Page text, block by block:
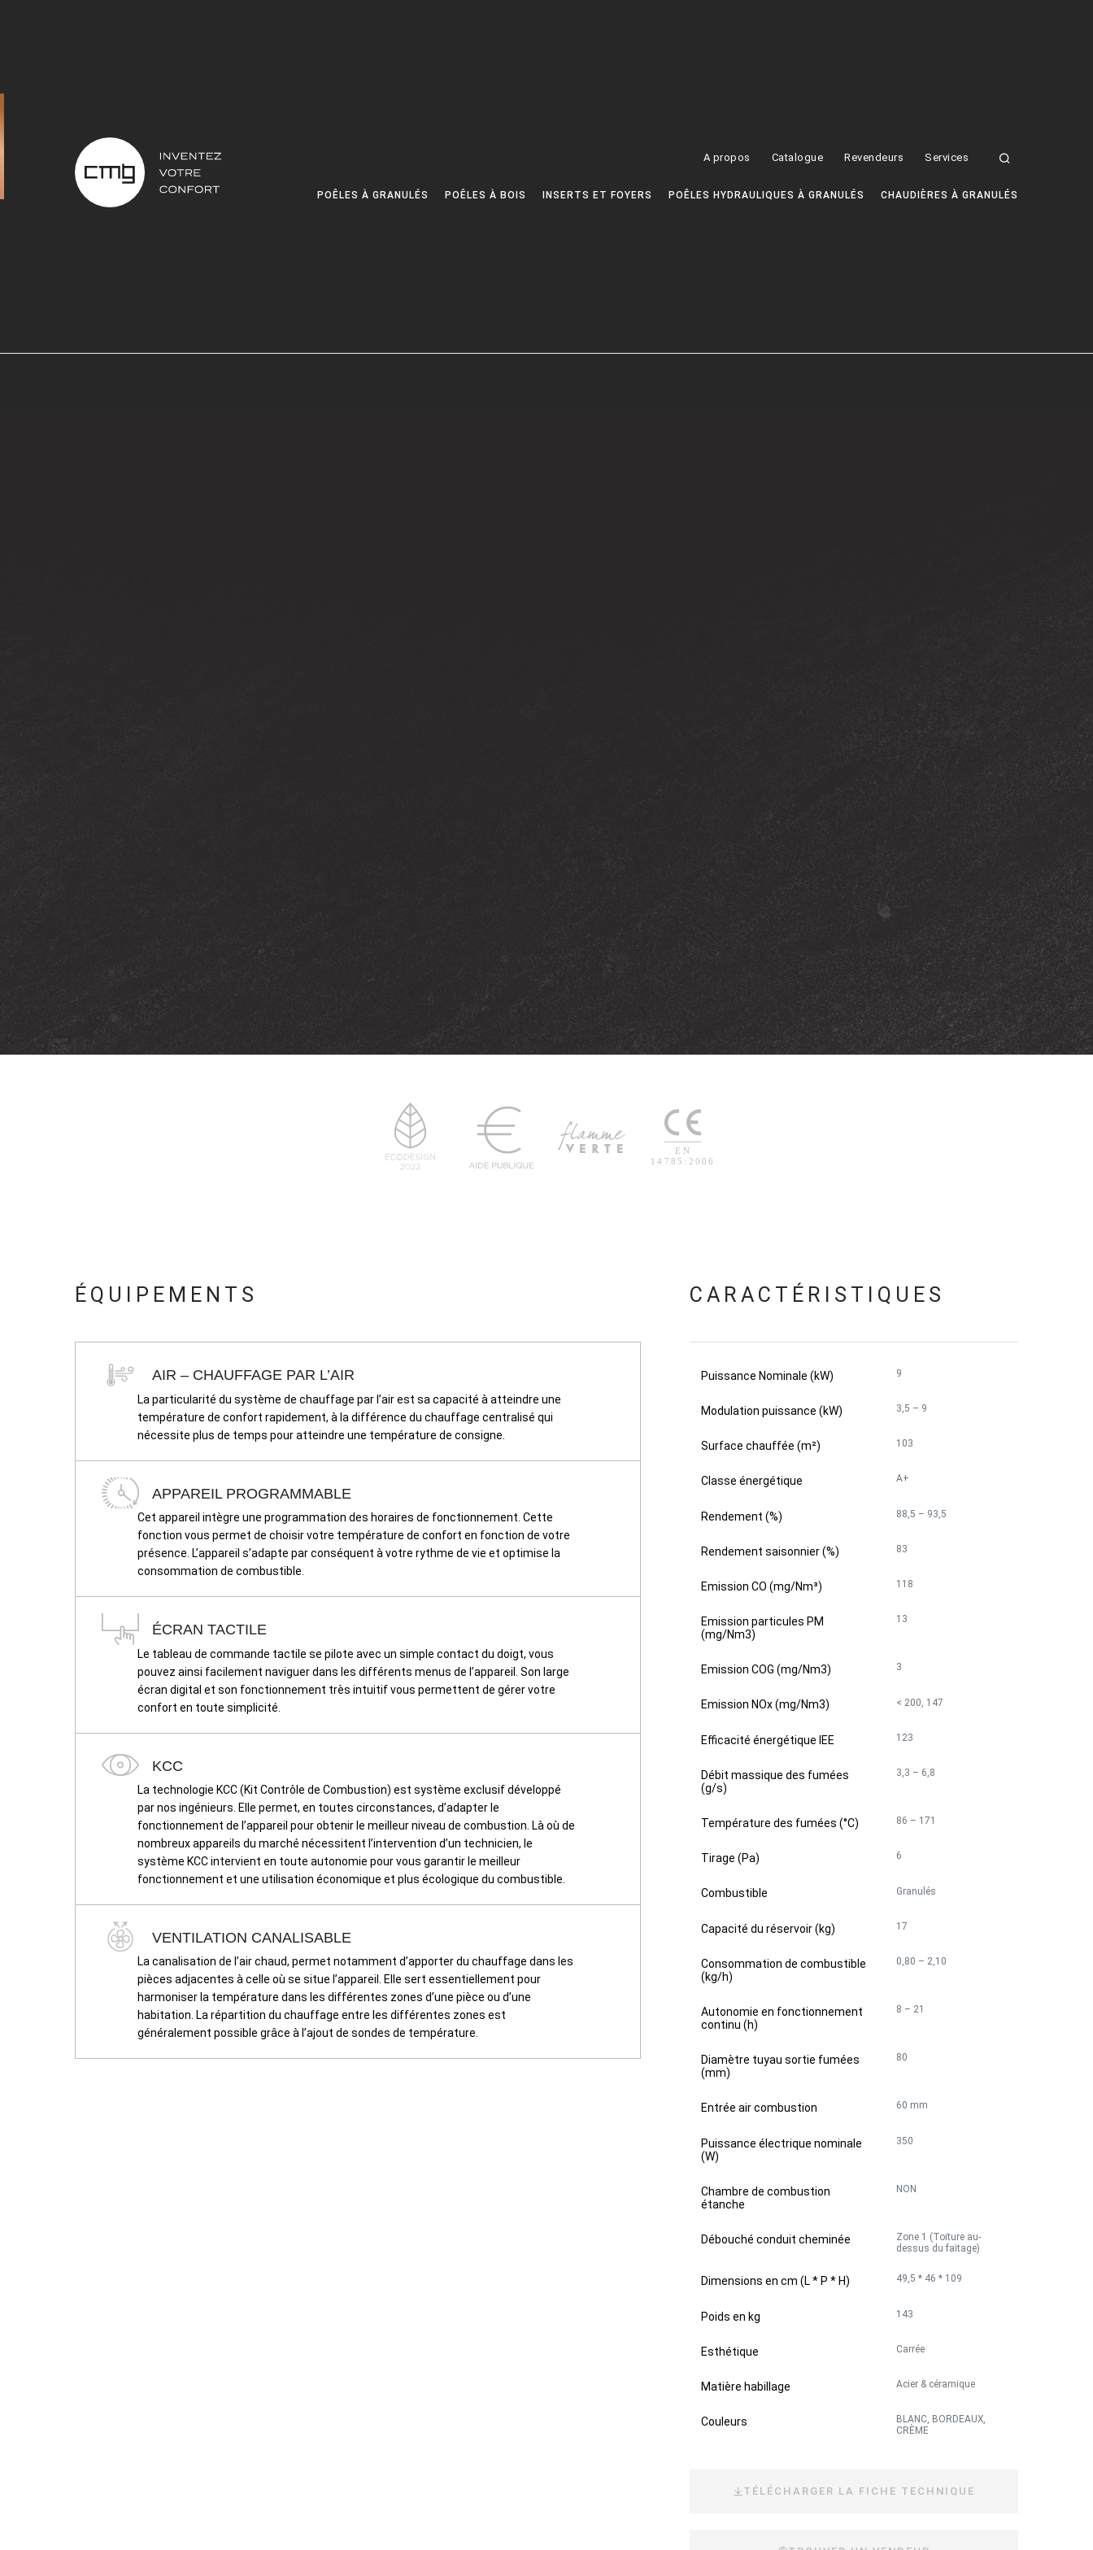
A propos Catalogue Revendeurs Services
POÊLES À GRANULÉS POÊLES À BOIS INSERTS ET FOYERS POÊLES HYDRAULIQUES À GRANULÉS CHAUDIÈRES À GRANULÉS
ÉQUIPEMENTS
AIR – CHAUFFAGE PAR L’AIR
La particularité du système de chauffage par l’air est sa capacité à atteindre une
température de confort rapidement, à la différence du chauffage centralisé qui
nécessite plus de temps pour atteindre une température de consigne.
APPAREIL PROGRAMMABLE
Cet appareil intègre une programmation des horaires de fonctionnement. Cette
fonction vous permet de choisir votre température de confort en fonction de votre
présence. L’appareil s’adapte par conséquent à votre rythme de vie et optimise la
consommation de combustible.
ÉCRAN TACTILE
Le tableau de commande tactile se pilote avec un simple contact du doigt, vous
pouvez ainsi facilement naviguer dans les différents menus de l’appareil. Son large
écran digital et son fonctionnement très intuitif vous permettent de gérer votre
confort en toute simplicité.
KCC
La technologie KCC (Kit Contrôle de Combustion) est système exclusif développé
par nos ingénieurs. Elle permet, en toutes circonstances, d’adapter le
fonctionnement de l’appareil pour obtenir le meilleur niveau de combustion. Là où de
nombreux appareils du marché nécessitent l’intervention d’un technicien, le
système KCC intervient en toute autonomie pour vous garantir le meilleur
fonctionnement et une utilisation économique et plus écologique du combustible.
VENTILATION CANALISABLE
La canalisation de l’air chaud, permet notamment d’apporter du chauffage dans les
pièces adjacentes à celle où se situe l’appareil. Elle sert essentiellement pour
harmoniser la température dans les différentes zones d’une pièce ou d’une
habitation. La répartition du chauffage entre les différentes zones est
généralement possible grâce à l’ajout de sondes de température.
CARACTÉRISTIQUES
Puissance Nominale (kW) 9
Modulation puissance (kW) 3,5 – 9
Surface chauffée (m²) 103
Classe énergétique A+
Rendement (%) 88,5 – 93,5
Rendement saisonnier (%) 83
Emission CO (mg/Nm³) 118
Emission particules PM
(mg/Nm3)
13
Emission COG (mg/Nm3) 3
Emission NOx (mg/Nm3) < 200, 147
Efficacité énergétique IEE 123
Débit massique des fumées
(g/s)
3,3 – 6,8
Température des fumées (°C) 86 – 171
Tirage (Pa) 6
Combustible Granulés
Capacité du réservoir (kg) 17
Consommation de combustible
(kg/h)
0,80 – 2,10
Autonomie en fonctionnement
continu (h)
8 – 21
Diamètre tuyau sortie fumées
(mm)
80
Entrée air combustion 60 mm
Puissance électrique nominale
(W)
350
Chambre de combustion
étanche
NON
Débouché conduit cheminée
Zone 1 (Toiture au-
dessus du faitage)
Dimensions en cm (L * P * H) 49,5 * 46 * 109
Poids en kg 143
Esthétique Carrée
Matière habillage Acier & céramique
Couleurs
BLANC, BORDEAUX,
CRÈME
TÉLÉCHARGER LA FICHE TECHNIQUE